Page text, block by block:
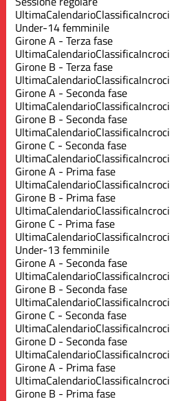
UltimaCalendarioClassificaIncroci
Under-14 femminile
Girone A - Terza fase
UltimaCalendarioClassificaIncroci
Girone B - Terza fase
UltimaCalendarioClassificaIncroci
Girone A - Seconda fase
UltimaCalendarioClassificaIncroci
Girone B - Seconda fase
UltimaCalendarioClassificaIncroci
Girone C - Seconda fase
UltimaCalendarioClassificaIncroci
Girone A - Prima fase
UltimaCalendarioClassificaIncroci
Girone B - Prima fase
UltimaCalendarioClassificaIncroci
Girone C - Prima fase
UltimaCalendarioClassificaIncroci
Under-13 femminile
Girone A - Seconda fase
UltimaCalendarioClassificaIncroci
Girone B - Seconda fase
UltimaCalendarioClassificaIncroci
Girone C - Seconda fase
UltimaCalendarioClassificaIncroci
Girone D - Seconda fase
UltimaCalendarioClassificaIncroci
Girone A - Prima fase
UltimaCalendarioClassificaIncroci
Girone B - Prima fase